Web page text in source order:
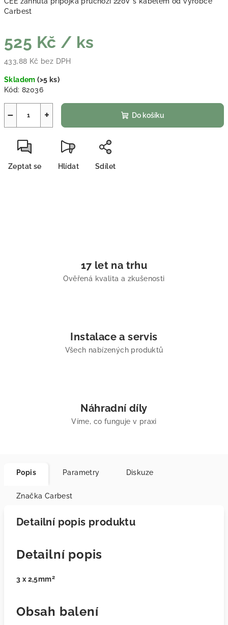
Carbest
525 Kč / ks
433,88 Kč bez DPH
Skladem(>5 ks)
Kód: 82036
+
− Do košíku
Zeptat se Hlídat Sdílet
17 let na trhu
Ověřená kvalita a zkušenosti
Instalace a servis
Všech nabízených produktů
Náhradní díly
Víme, co funguje v praxi
Popis Parametry Diskuze
Značka Carbest
Detailní popis produktu
Detailní popis
3 x 2,5mm2
Obsah balení